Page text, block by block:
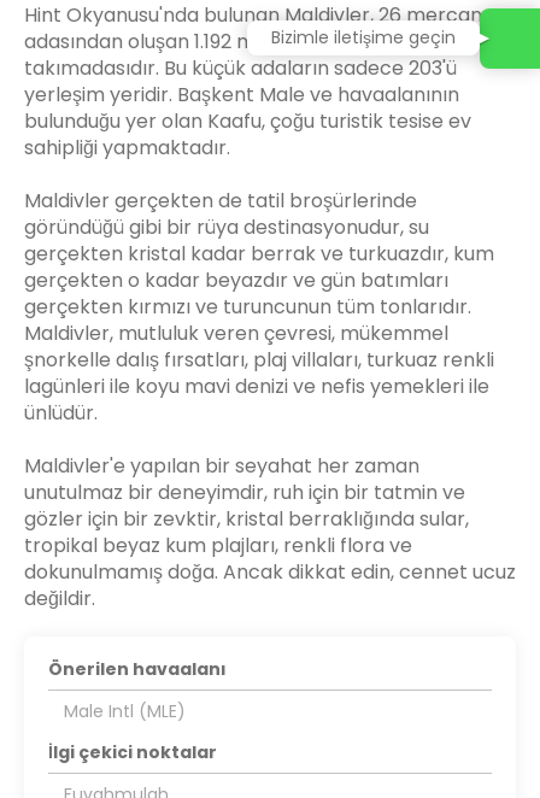
Hint Okyanusu'nda bulunan Maldivler, 26 mercan
adasından oluşan 1.192 mercan adasının bir
takımadasıdır. Bu küçük adaların sadece 203'ü
yerleşim yeridir. Başkent Male ve havaalanının
bulunduğu yer olan Kaafu, çoğu turistik tesise ev
sahipliği yapmaktadır.
Maldivler gerçekten de tatil broşürlerinde
göründüğü gibi bir rüya destinasyonudur, su
gerçekten kristal kadar berrak ve turkuazdır, kum
gerçekten o kadar beyazdır ve gün batımları
gerçekten kırmızı ve turuncunun tüm tonlarıdır.
Maldivler, mutluluk veren çevresi, mükemmel
şnorkelle dalış fırsatları, plaj villaları, turkuaz renkli
lagünleri ile koyu mavi denizi ve nefis yemekleri ile
ünlüdür.
Maldivler'e yapılan bir seyahat her zaman
unutulmaz bir deneyimdir, ruh için bir tatmin ve
gözler için bir zevktir, kristal berraklığında sular,
tropikal beyaz kum plajları, renkli flora ve
dokunulmamış doğa. Ancak dikkat edin, cennet ucuz
değildir.
Önerilen havaalanı
Male Intl (MLE)
İlgi çekici noktalar
Bizimle iletişime geçin